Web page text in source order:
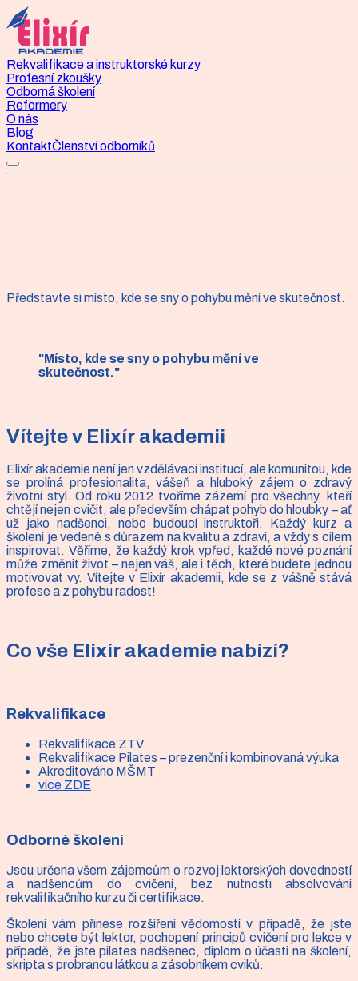
Rekvalifikace a instruktorské kurzy
Profesní zkoušky
Odborná školení
Reformery
O nás
Blog
KontaktČlenství odborníků
Co všechno Elixír akademie
Představte si místo, kde se sny o pohybu mění ve skutečnost.
"Místo, kde se sny o pohybu mění ve
skutečnost."
Vítejte v Elixír akademii
Elixír akademie není jen vzdělávací institucí, ale komunitou, kde
se prolíná profesionalita, vášeň a hluboký zájem o zdravý
životní styl. Od roku 2012 tvoříme zázemí pro všechny, kteří
chtějí nejen cvičit, ale především chápat pohyb do hloubky – ať
už jako nadšenci, nebo budoucí instruktoři. Každý kurz a
školení je vedené s důrazem na kvalitu a zdraví, a vždy s cílem
inspirovat. Věříme, že každý krok vpřed, každé nové poznání
může změnit život – nejen váš, ale i těch, které budete jednou
motivovat vy. Vítejte v Elixír akademii, kde se z vášně stává
profese a z pohybu radost!
Co vše Elixír akademie nabízí?
Rekvalifikace
Rekvalifikace ZTV
Rekvalifikace Pilates – prezenční i kombinovaná výuka
Akreditováno MŠMT
více ZDE
Odborné školení
Jsou určena všem zájemcům o rozvoj lektorských dovedností
a nadšencům do cvičení, bez nutnosti absolvování
rekvalifikačního kurzu či certifikace.
Školení vám přinese rozšíření vědomostí v případě, že jste
nebo chcete být lektor, pochopení principů cvičení pro lekce v
případě, že jste pilates nadšenec, diplom o účasti na školení,
skripta s probranou látkou a zásobníkem cviků.